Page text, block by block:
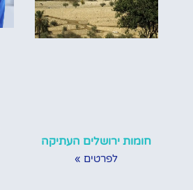
חומות ירושלים העתיקה
לפרטים »